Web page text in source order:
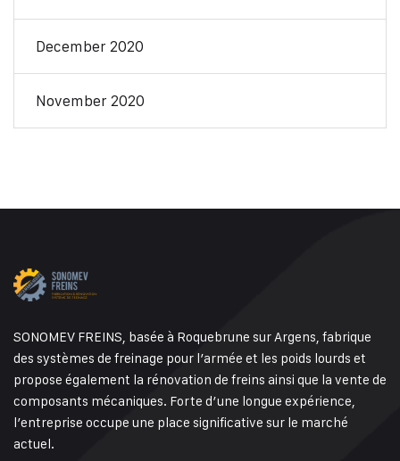
December 2020
November 2020
SONOMEV FREINS, basée à Roquebrune sur Argens, fabrique
des systèmes de freinage pour l’armée et les poids lourds et
propose également la rénovation de freins ainsi que la vente de
composants mécaniques. Forte d’une longue expérience,
l’entreprise occupe une place significative sur le marché
actuel.